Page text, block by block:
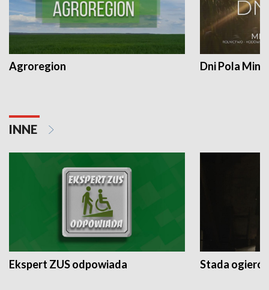
Agroregion Dni Pola
INNE
Ekspert ZUS odpowiada Stada